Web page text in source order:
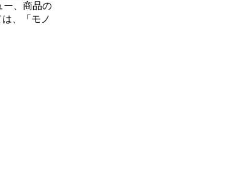
ー、商品の
、「モノ